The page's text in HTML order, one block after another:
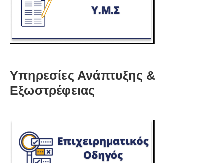
Υπηρεσίες Ανάπτυξης &
Εξωστρέφειας